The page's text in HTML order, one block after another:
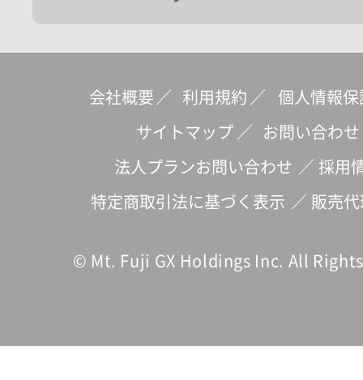
会社概要 ／ 利用規約 ／ 個人情報保
サイトマップ ／ お問い合わせ
法人プランお問い合わせ ／ 採用
特定商取引法に基づく表示 ／ 販売
© Mt. Fuji GX Holdings Inc. All